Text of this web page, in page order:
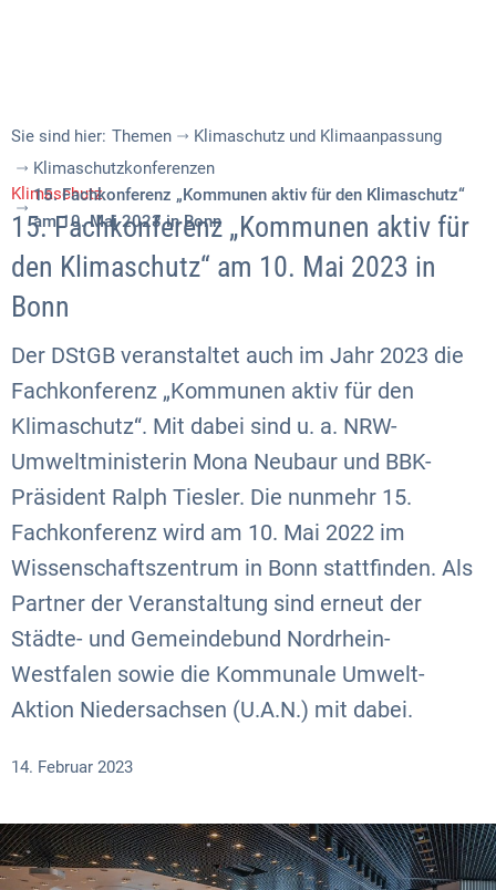
Sie sind hier: Themen
Klimaschutz und Klimaanpassung
Klimaschutzkonferenzen
15. Fachkonferenz „Kommunen aktiv für den Klimaschutz“
am 10. Mai 2023 in Bonn
Klimaschutz
15. Fachkonferenz „Kommunen aktiv für
den Klimaschutz“ am 10. Mai 2023 in
Bonn
Der DStGB veranstaltet auch im Jahr 2023 die
Fachkonferenz „Kommunen aktiv für den
Klimaschutz“. Mit dabei sind u. a. NRW-
Umweltministerin Mona Neubaur und BBK-
Präsident Ralph Tiesler. Die nunmehr 15.
Fachkonferenz wird am 10. Mai 2022 im
Wissenschaftszentrum in Bonn stattfinden. Als
Partner der Veranstaltung sind erneut der
Städte- und Gemeindebund Nordrhein-
Westfalen sowie die Kommunale Umwelt-
Aktion Niedersachsen (U.A.N.) mit dabei.
14. Februar 2023